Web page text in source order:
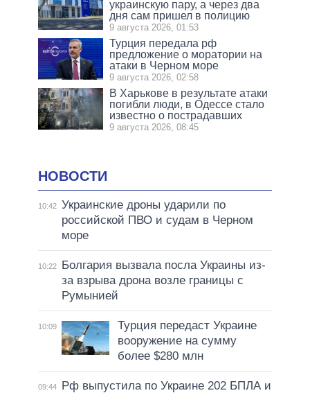
украинскую пару, а через два
дня сам пришел в полицию
9 августа 2026, 01:53
Турция передала рф
предложение о моратории на
атаки в Черном море
9 августа 2026, 02:58
В Харькове в результате атаки
погибли люди, в Одессе стало
известно о пострадавших
9 августа 2026, 08:45
НОВОСТИ
10:42 Украинские дроны ударили по
российской ПВО и судам в Черном
море
10:22
Болгария вызвала посла Украины из-
за взрыва дрона возле границы с
Румынией
10:09
Турция передаст Украине
вооружение на сумму
более $280 млн
09:44
Рф выпустила по Украине 202 БПЛА и